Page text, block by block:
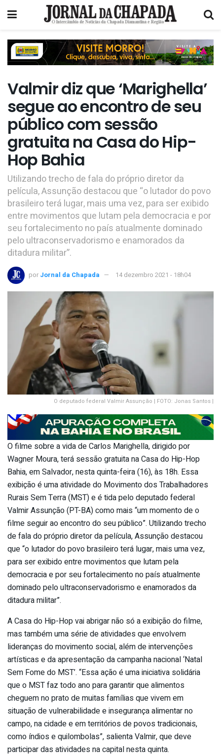
Valmir diz que ‘Marighella’
segue ao encontro de seu
público com sessão
gratuita na Casa do Hip-
Hop Bahia
Utilizando trecho de fala do próprio diretor da
película, Assunção destacou que “o lutador do povo
brasileiro terá lugar, mais uma vez, para ser exibido
entre movimentos que lutam pela democracia e por
seu fortalecimento no país atualmente dominado
pelo ultraconservadorismo e enamorados da
ditadura militar”.
por Jornal da Chapada 14 dezembro 2021 - 18h04
O deputado federal Valmir Assunção | FOTO: Jonas Santos |
O filme sobre a vida de Carlos Marighella, dirigido por
Wagner Moura, terá sessão gratuita na Casa do Hip-Hop
Bahia, em Salvador, nesta quinta-feira (16), às 18h. Essa
exibição é uma atividade do Movimento dos Trabalhadores
Rurais Sem Terra (MST) e é tida pelo deputado federal
Valmir Assunção (PT-BA) como mais “um momento de o
filme seguir ao encontro do seu público”. Utilizando trecho
de fala do próprio diretor da película, Assunção destacou
que “o lutador do povo brasileiro terá lugar, mais uma vez,
para ser exibido entre movimentos que lutam pela
democracia e por seu fortalecimento no país atualmente
dominado pelo ultraconservadorismo e enamorados da
ditadura militar”.
A Casa do Hip-Hop vai abrigar não só a exibição do filme,
mas também uma série de atividades que envolvem
lideranças do movimento social, além de intervenções
artísticas e da apresentação da campanha nacional ‘Natal
Sem Fome do MST’. “Essa ação é uma iniciativa solidária
que o MST faz todo ano para garantir que alimentos
cheguem no prato de muitas famílias que vivem em
situação de vulnerabilidade e insegurança alimentar no
campo, na cidade e em territórios de povos tradicionais,
como índios e quilombolas”, salienta Valmir, que deve
participar das atividades na capital nesta quinta.